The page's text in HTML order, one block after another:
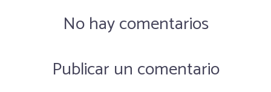
No hay comentarios
Publicar un comentario